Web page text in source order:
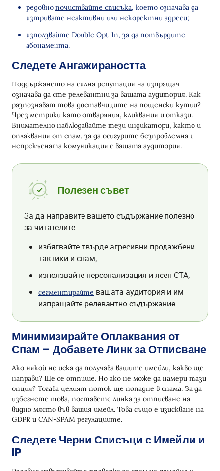
редовно почиствайте списъка, което означава да
изтривате неактивни или некоректни адреси;
използвайте Double Opt-In, за да потвърдите
абонамента.
Следете Ангажираността
Поддържането на силна репутация на изпращач
означава да сте релевантни за вашата аудитория. Как
разпознават това доставчиците на пощенски кутии?
Чрез метрики като отваряния, кликвания и откази.
Внимателно наблюдавайте тези индикатори, както и
оплаквания от спам, за да осигурите безпроблемна и
непрекъсната комуникация с вашата аудитория.
Полезен съвет
За да направите вашето съдържание полезно
за читателите:
избягвайте твърде агресивни продажбени
тактики и спам;
използвайте персонализация и ясен CTA;
сегментирайте вашата аудитория и им
изпращайте релевантно съдържание.
Минимизирайте Оплаквания от
Спам – Добавете Линк за Отписване
Ако някой не иска да получава вашите имейли, какво ще
направи? Ще се отпише. Но ако не може да намери тази
опция? Тогава целият поток ще попадне в спама. За да
избегнете това, поставете линка за отписване на
видно място във вашия имейл. Това също е изискване на
GDPR и CAN-SPAM регулациите.
Следете Черни Списъци с Имейли и
IP